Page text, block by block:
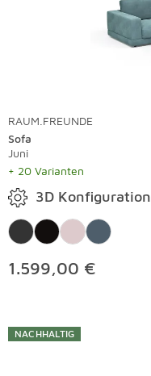
RAUM.FREUNDE
Sofa
Juni
+ 20 Varianten
3D Konfiguration
1.599,00 €
NACHHALTIG